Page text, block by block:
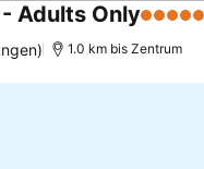
Adults Only5 Sterne
1.0 km bis Zentrum